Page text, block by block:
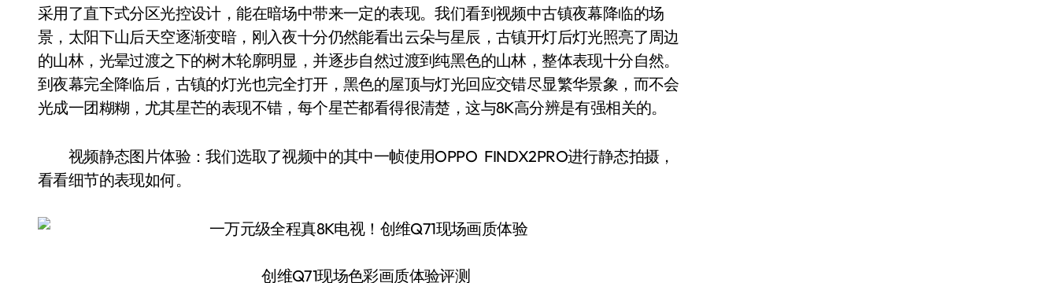
采用了直下式分区光控设计，能在暗场中带来一定的表现。我们看到视频中古镇夜幕降临的场
景，太阳下山后天空逐渐变暗，刚入夜十分仍然能看出云朵与星辰，古镇开灯后灯光照亮了周边
的山林，光晕过渡之下的树木轮廓明显，并逐步自然过渡到纯黑色的山林，整体表现十分自然。
到夜幕完全降临后，古镇的灯光也完全打开，黑色的屋顶与灯光回应交错尽显繁华景象，而不会
光成一团糊糊，尤其星芒的表现不错，每个星芒都看得很清楚，这与8K高分辨是有强相关的。
视频静态图片体验：我们选取了视频中的其中一帧使用OPPO FINDX2PRO进行静态拍摄，
看看细节的表现如何。
创维Q71现场色彩画质体验评测